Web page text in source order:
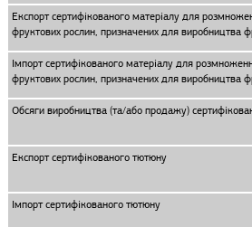
Експорт сертифікованого матеріалу для
фруктових рослин, призначених для виробництва
Імпорт сертифікованого матеріалу для
фруктових рослин, призначених для виробництва
Обсяги виробництва (та/або продажу)
Експорт сертифікованого тютюну
Імпорт сертифікованого тютюну